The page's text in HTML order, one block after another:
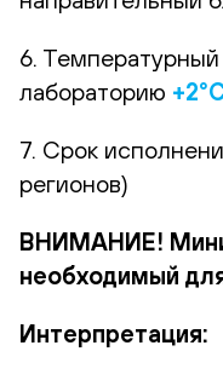
6.
лабораторию
7. Срок
регионов)
ВНИМАНИЕ!
необходимый
Интерпретация: